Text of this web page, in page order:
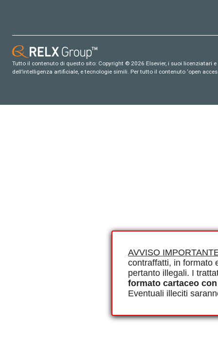
AVVISO
contraffatti, in formato
pertanto illegali. I
formato cartaceo
Eventuali illeciti
Tutto il contenuto di questo sito: Copyright © 2026 Elsevier, i suoi
dell’intelligenza artificiale, e tecnologie simili. Per tutto il contenuto ‘open